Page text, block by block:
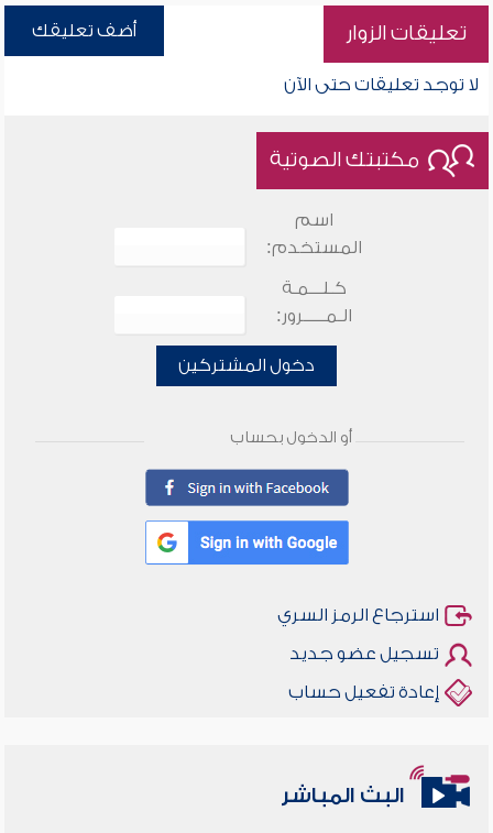
تعليقات الزوار أضف تعليقك
لا توجد تعليقات حتى الآن
مكتبتك الصوتية
اسم
المستخدم:
كـلـــمـة
الـمـــــرور:
دخول المشتركين
أو الدخول بحساب
استرجاع الرمز السري
تسجيل عضو جديد
إعادة تفعيل حساب
البث المباشر